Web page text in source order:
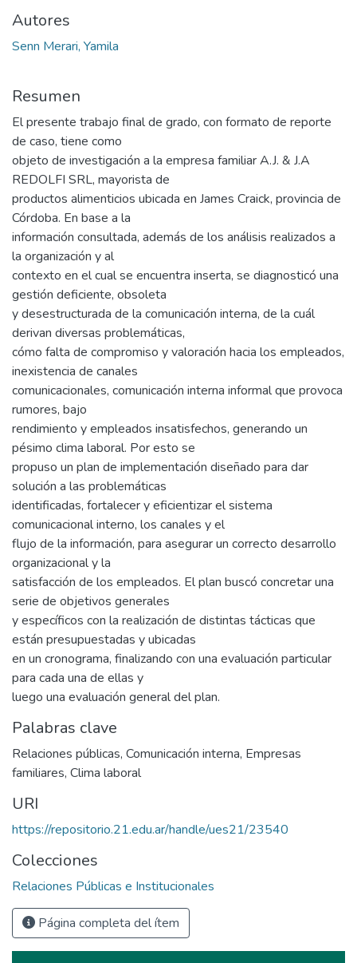
Autores
Senn Merari, Yamila
Resumen
El presente trabajo final de grado, con formato de reporte
de caso, tiene como
objeto de investigación a la empresa familiar A.J. & J.A
REDOLFI SRL, mayorista de
productos alimenticios ubicada en James Craick, provincia de
Córdoba. En base a la
información consultada, además de los análisis realizados a
la organización y al
contexto en el cual se encuentra inserta, se diagnosticó una
gestión deficiente, obsoleta
y desestructurada de la comunicación interna, de la cuál
derivan diversas problemáticas,
cómo falta de compromiso y valoración hacia los empleados,
inexistencia de canales
comunicacionales, comunicación interna informal que provoca
rumores, bajo
rendimiento y empleados insatisfechos, generando un
pésimo clima laboral. Por esto se
propuso un plan de implementación diseñado para dar
solución a las problemáticas
identificadas, fortalecer y eficientizar el sistema
comunicacional interno, los canales y el
flujo de la información, para asegurar un correcto desarrollo
organizacional y la
satisfacción de los empleados. El plan buscó concretar una
serie de objetivos generales
y específicos con la realización de distintas tácticas que
están presupuestadas y ubicadas
en un cronograma, finalizando con una evaluación particular
para cada una de ellas y
luego una evaluación general del plan.
Palabras clave
Relaciones públicas, Comunicación interna, Empresas
familiares, Clima laboral
URI
https://repositorio.21.edu.ar/handle/ues21/23540
Colecciones
Relaciones Públicas e Institucionales
Página completa del ítem